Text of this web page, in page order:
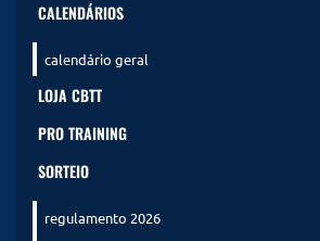
CALENDÁRIOS
calendário geral
LOJA CBTT
PRO TRAINING
SORTEIO
regulamento 2026